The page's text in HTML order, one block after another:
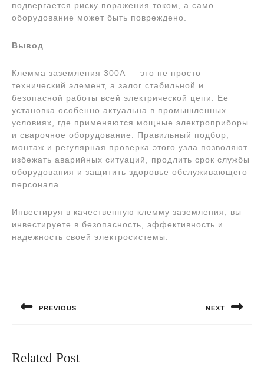
подвергается риску поражения током, а само
оборудование может быть повреждено.
Вывод
Клемма заземления 300А — это не просто
технический элемент, а залог стабильной и
безопасной работы всей электрической цепи. Ее
установка особенно актуальна в промышленных
условиях, где применяются мощные электроприборы
и сварочное оборудование. Правильный подбор,
монтаж и регулярная проверка этого узла позволяют
избежать аварийных ситуаций, продлить срок службы
оборудования и защитить здоровье обслуживающего
персонала.
Инвестируя в качественную клемму заземления, вы
инвестируете в безопасность, эффективность и
надежность своей электросистемы.
записям
PREVIOUS NEXT
Related Post